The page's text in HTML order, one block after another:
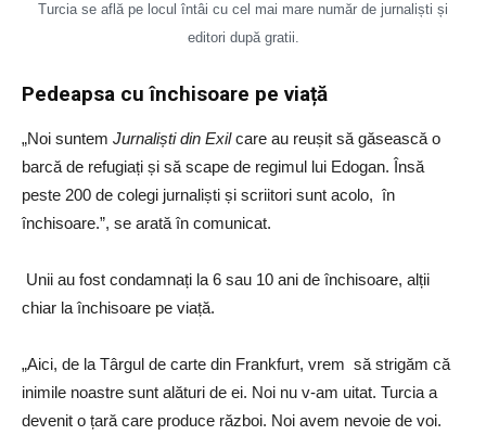
Turcia se află pe locul întâi cu cel mai mare număr de jurnaliști și
editori după gratii.
Pedeapsa cu închisoare pe viață
„Noi suntem Jurnaliști din Exilcare au reușit să găsească o
barcă de refugiați și să scape de regimul lui Edogan. Însă
peste 200 de colegi jurnaliști și scriitori sunt acolo, în
închisoare.”, se arată în comunicat.
Unii au fost condamnați la 6 sau 10 ani de închisoare, alții
chiar la închisoare pe viață.
„Aici, de la Târgul de carte din Frankfurt, vrem să strigăm că
inimile noastre sunt alături de ei. Noi nu v-am uitat. Turcia a
devenit o țară care produce război. Noi avem nevoie de voi.